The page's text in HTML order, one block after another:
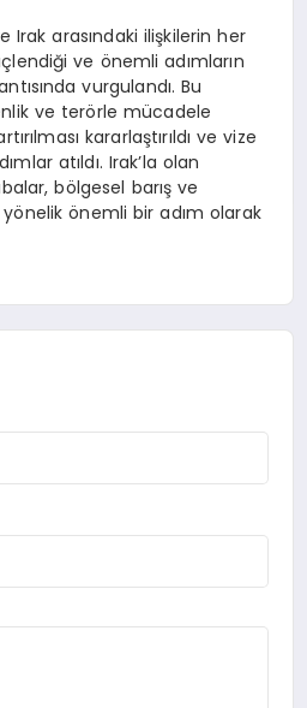
Irak arasındaki ilişkilerin her
ve önemli adımların
vurgulandı. Bu
ve terörle mücadele
kararlaştırıldı ve vize
atıldı. Irak’la olan
bölgesel barış ve
yönelik önemli bir adım olarak